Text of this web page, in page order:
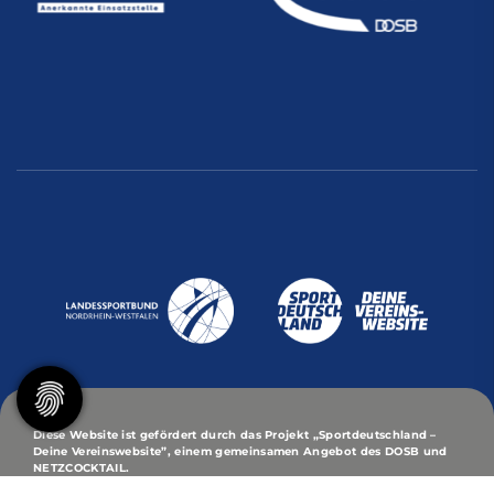
Diese Website ist gefördert durch das Projekt „Sportdeutschland –
Deine Vereinswebsite”, einem gemeinsamen Angebot des DOSB und
NETZCOCKTAIL.